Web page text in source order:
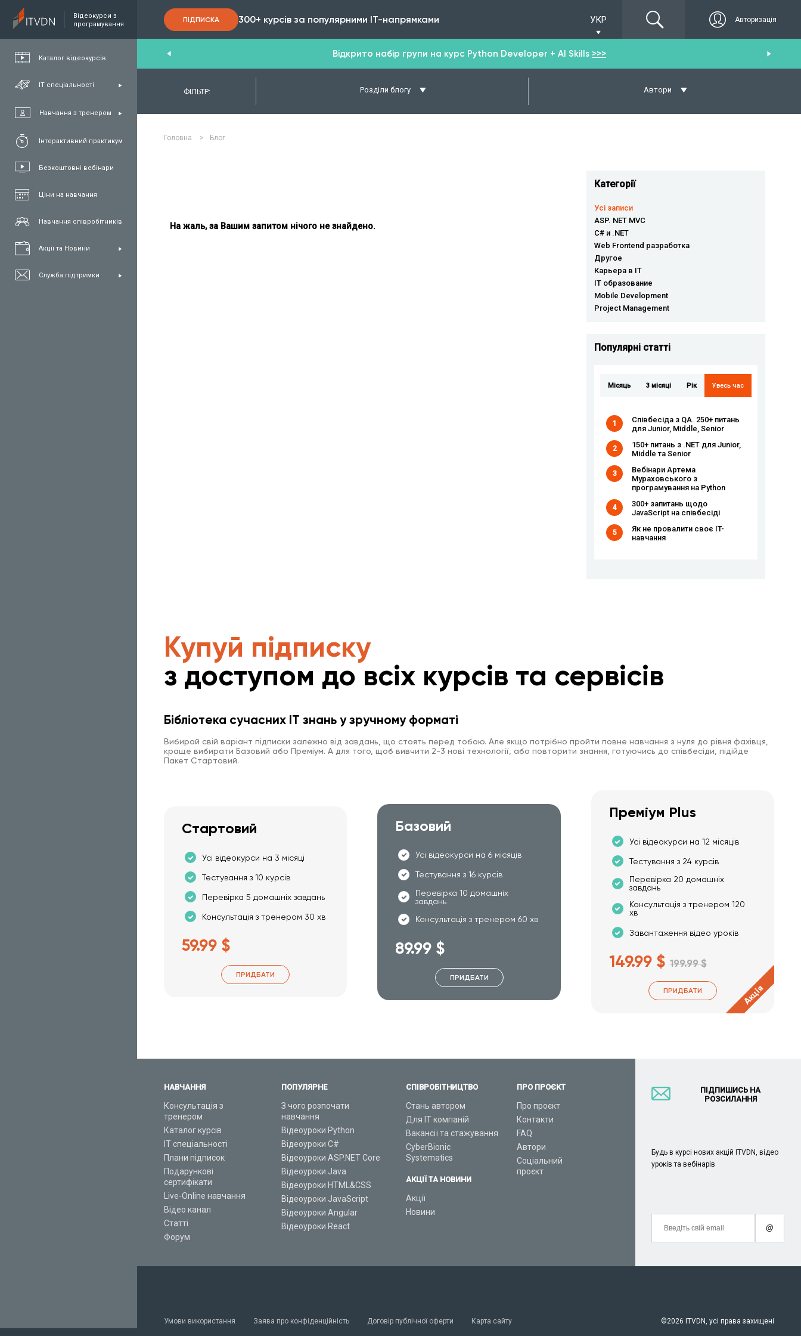
Відеокурси з
програмування
Каталог відеокурсів
ІТ спеціальності
Навчання з тренером
Інтерактивний практикум
Безкоштовні вебінари
Ціни на навчання
Навчання співробітників
Акції та Новини
Служба підтримки
ПІДПИСКА 300+ курсів за популярними IT-напрямками УКР Авторизація
FullStack C#/.NET Java Відкрито набір групи на курс Python Developer + AI Skills >>>
ФІЛЬТР: Розділи блогу Автори
Головна > Блог
На жаль, за Вашим запитом нічого не знайдено.
Категорії
Усі записи
ASP. NET MVC
C# и .NET
Web Frontend разработка
Другое
Карьера в IT
IT образование
Mobile Development
Project Management
Популярні статті
Місяць 3 місяці Рік Увесь час
1
Співбесіда з QA. 250+ питань
для Junior, Middle, Senior
2
150+ питань з .NET для Junior,
Middle та Senior
3
Вебінари Артема
Мураховського з
програмування на Python
4
300+ запитань щодо
JavaScript на співбесіді
5
Як не провалити своє IT-
навчання
Купуй підписку
з доступом до всіх курсів та сервісів
Бібліотека сучасних IT знань у зручному форматі
Вибирай свій варіант підписки залежно від завдань, що стоять перед тобою. Але якщо потрібно пройти повне навчання з нуля до рівня фахівця,
краще вибирати Базовий або Преміум. А для того, щоб вивчити 2-3 нові технології, або повторити знання, готуючись до співбесіди, підійде
Пакет Стартовий.
Стартовий
Усі відеокурси на 3 місяці
Тестування з 10 курсів
Перевірка 5 домашніх завдань
Консультація з тренером 30 хв
59.99 $
ПРИДБАТИ
Базовий
Усі відеокурси на 6 місяців
Тестування з 16 курсів
Перевірка 10 домашніх
завдань
Консультація з тренером 60 хв
89.99 $
ПРИДБАТИ
Преміум Plus
Усі відеокурси на 12 місяців
Тестування з 24 курсів
Перевірка 20 домашніх
завдань
Консультація з тренером 120
хв
Завантаження відео уроків
149.99 $ 199.99 $
ПРИДБАТИ Акція
НАВЧАННЯ
Консультація з
тренером
Каталог курсів
ІТ спеціальності
Плани підписок
Подарункові
сертифікати
Live-Online навчання
Відео канал
Статті
Форум
ПОПУЛЯРНЕ
З чого розпочати
навчання
Відеоуроки Python
Відеоуроки C#
Відеоуроки ASP.NET Core
Відеоуроки Java
Відеоуроки HTML&CSS
Відеоуроки JavaScript
Відеоуроки Angular
Відеоуроки React
СПІВРОБІТНИЦТВО
Стань автором
Для ІТ компаній
Вакансії та стажування
CyberBionic
Systematics
АКЦІЇ ТА НОВИНИ
Акції
Новини
ПРО ПРОЄКТ
Про проєкт
Контакти
FAQ
Автори
Соціальний
проєкт
ПІДПИШИСЬ НА
РОЗСИЛАННЯ
Будь в курсі нових акцій ITVDN, відео
уроків та вебінарів
@
Умови використання Заява про конфіденційність Договір публічної оферти Карта сайту ©2026 ITVDN, усі права захищені